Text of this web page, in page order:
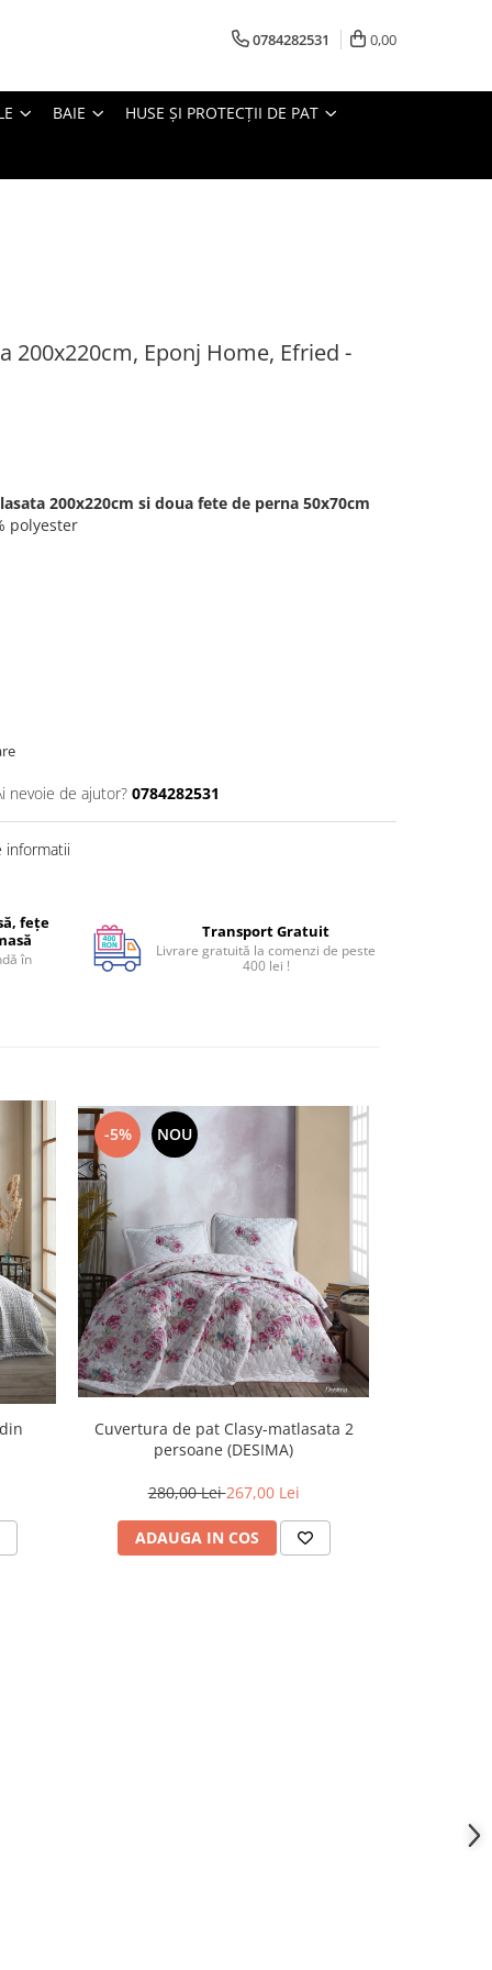
0784282531 0,00
BAIE HUSE ȘI PROTECȚII DE PAT
200x220cm, Eponj Home, Efried -
200x220cm si doua fete de perna 50x70cm
polyester
nevoie de ajutor? 0784282531
informatii
fețe
în
Transport Gratuit
Livrare gratuită la comenzi de peste
400 lei !
-5% NOU
Cuvertura de pat Clasy-matlasata 2
persoane (DESIMA)
280,00 Lei267,00 Lei
ADAUGA IN COS